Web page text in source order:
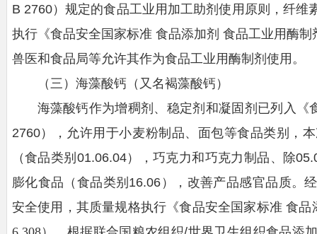
B 2760）规定的食品工业用加工助剂使用原则，纤
执行《食品安全国家标准 食品添加剂 食品工业用酶
兽医和食品局等允许其作为食品工业用酶制剂使用。
（三）海藻酸钙（又名褐藻酸钙）
海藻酸钙作为增稠剂、稳定剂和凝固剂已列入
2760），允许用于小麦粉制品、面包等食品类别，
（食品类别01.06.04），巧克力和巧克力制品、除
膨化食品（食品类别16.06），改善产品感官品质。
安全使用，其质量规格执行《食品安全国家标准 食品